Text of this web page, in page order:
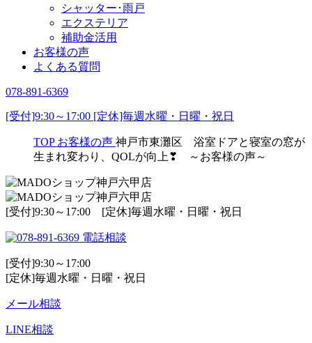
シャッター･雨戸
エクステリア
補助金活用
お客様の声
よくある質問
078-891-6369
[受付]9:30～17:00 [定休]毎週水曜・日曜・祝日
TOP お客様の声 神戸市東灘区 浴室ドアと寝室の窓が
生まれ変わり、QOLが向上❣ ～お客様の声～
[受付]9:30～17:00 [定休]毎週水曜・日曜・祝日
電話相談
[受付]9:30～17:00
[定休]毎週水曜・日曜・祝日
メール相談
LINE相談